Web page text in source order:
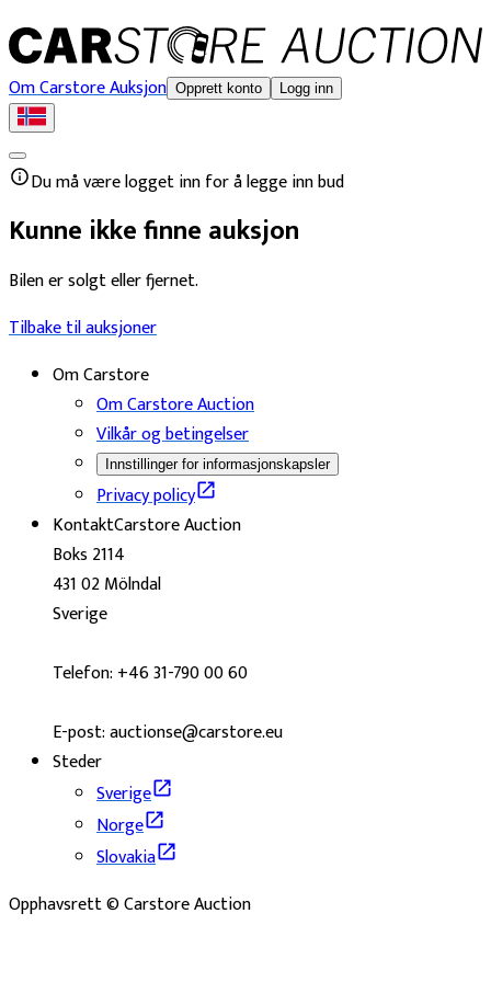
Om Carstore Auksjon Opprett konto Logg inn
Du må være logget inn for å legge inn bud
Kunne ikke finne auksjon
Bilen er solgt eller fjernet.
Tilbake til auksjoner
Om Carstore
Om Carstore Auction
Vilkår og betingelser
Innstillinger for informasjonskapsler
Privacy policy
KontaktCarstore Auction
Boks 2114
431 02 Mölndal
Sverige
Telefon: +46 31-790 00 60
E-post: auctionse@carstore.eu
Steder
Sverige
Norge
Slovakia
Opphavsrett © Carstore Auction